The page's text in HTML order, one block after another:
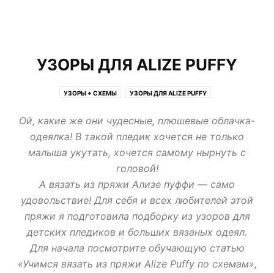
УЗОРЫ ДЛЯ ALIZE PUFFY
УЗОРЫ + СХЕМЫ УЗОРЫ ДЛЯ ALIZE PUFFY
Ой, какие же они чудесные, плюшевые облачка-
одеялка! В такой пледик хочется не только
малыша укутать, хочется самому нырнуть с
головой!
А вязать из пряжи Ализе пуффи — само
удовольствие! Для себя и всех любителей этой
пряжи я подготовила подборку из узоров для
детских пледиков и больших вязаных одеял.
Для начала посмотрите обучающую статью
«Учимся вязать из пряжи Alize Puffy по схемам»,